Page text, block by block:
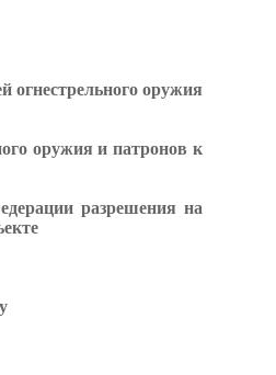
огнестрельного оружия
оружия и патронов к
разрешения на